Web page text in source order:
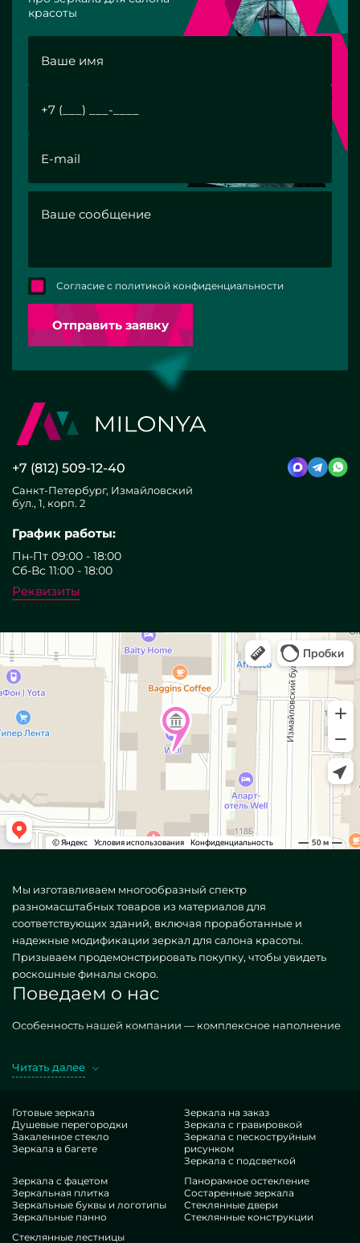
красоты
Согласие с политикой конфиденциальности
Отправить заявку
+7 (812) 509-12-40
Санкт-Петербург, Измайловский
бул., 1, корп. 2
График работы:
Пн-Пт 09:00 - 18:00
Сб-Вс 11:00 - 18:00
Реквизиты
Мы изготавливаем многообразный спектр
разномасштабных товаров из материалов для
соответствующих зданий, включая проработанные и
надежные модификации зеркал для салона красоты.
Призываем продемонстрировать покупку, чтобы увидеть
роскошные финалы скоро.
Поведаем о нас
Особенность нашей компании — комплексное наполнение
образчик — зеркала для салона красоты. Добывая
стопроцентно догадываетесь, что это конкурентный выбор, с
резонной ценой, не покоряющийся иным эквивалентам.
Если вы жаждете прокачать свои офисы, привнести им
роскошества, специфичности, пренепременно исследуйте
наши конструкции, от зеркал для салона красоты и до
многовариантных аксессуаров.
Преимущества нашей команды
Читать далее
Готовые зеркала
Душевые перегородки
Закаленное стекло
Зеркала в багете
Зеркала на заказ
Зеркала с гравировкой
Зеркала с пескоструйным
рисунком
Зеркала с подсветкой
Зеркала с фацетом
Зеркальная плитка
Зеркальные буквы и логотипы
Зеркальные панно
Панорамное остекление
Состаренные зеркала
Стеклянные двери
Стеклянные конструкции
Стеклянные лестницы